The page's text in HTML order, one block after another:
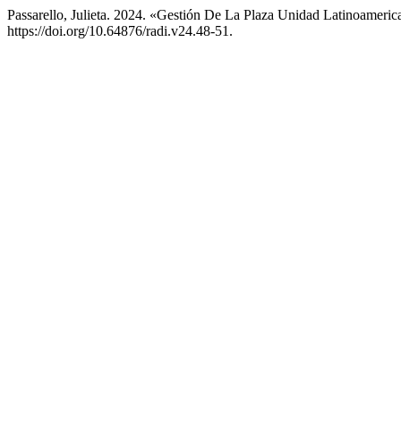
Passarello, Julieta. 2024. «Gestión De La Plaza Unidad
https://doi.org/10.64876/radi.v24.48-51.